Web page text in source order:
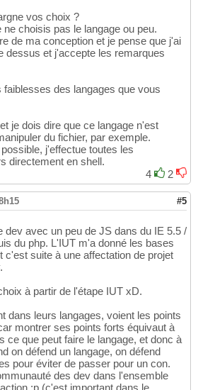
vos choix ?
choisis pas le langage ou peu.
de ma conception et je pense que j'ai
dessus et j'accepte les remarques
des langages que vous
je dois dire que ce langage n'est
du fichier, par exemple.
j'effectue toutes les
directement en shell.
4
2
#5
dev avec un peu de JS dans du IE 5.5 /
du php. L'IUT m'a donné les bases
c'est suite à une affectation de projet
à partir de l'étape IUT xD.
dans leurs langages, voient les points
montrer ses points forts équivaut à
ce que peut faire le langage, et donc à
on défend un langage, on défend
pour éviter de passer pour un con.
des dev dans l'ensemble